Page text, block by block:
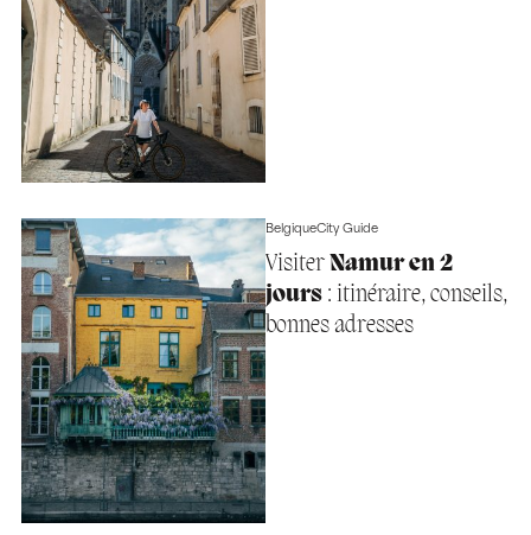
BelgiqueCity Guide
VisiterNamur en 2
jours: itinéraire, conseils,
bonnes adresses